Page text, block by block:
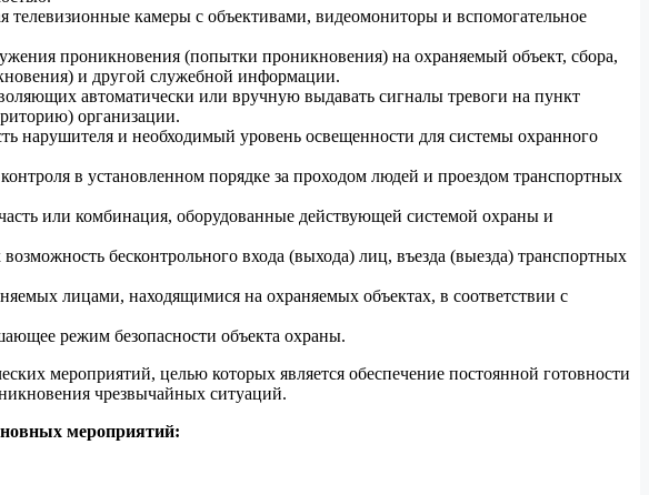
камеры с объективами, видеомониторы и вспомогательное
проникновения (попытки проникновения) на охраняемый объект, сбора,
и другой служебной информации.
автоматически или вручную выдавать сигналы тревоги на пункт
организации.
нарушителя и необходимый уровень освещенности для системы охранного
в установленном порядке за проходом людей и проездом транспортных
или комбинация, оборудованные действующей системой охраны и
бесконтрольного входа (выхода) лиц, въезда (выезда) транспортных
лицами, находящимися на охраняемых объектах, в соответствии с
режим безопасности объекта охраны.
мероприятий, целью которых является обеспечение постоянной готовности
чрезвычайных ситуаций.
мероприятий: